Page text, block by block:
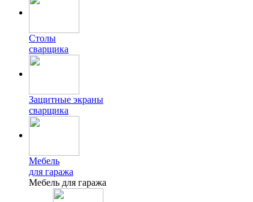
Столы
сварщика
Защитные экраны
сварщика
Мебель
для гаража
Мебель для гаража